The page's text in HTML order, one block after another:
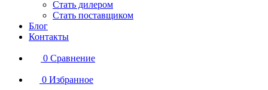
Стать дилером
Стать поставщиком
Блог
Контакты
0 Сравнение
0 Избранное